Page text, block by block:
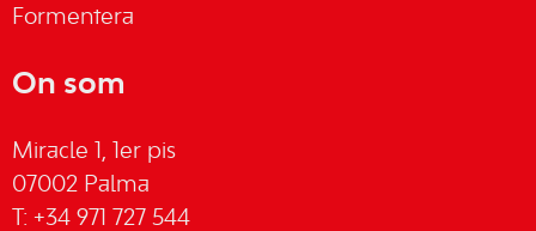
Formentera
On som
Miracle 1, 1er pis
07002 Palma
T: +34 971 727 544